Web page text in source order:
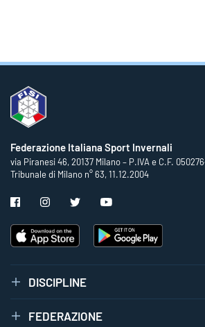
Federazione Italiana Sport Invernali
via Piranesi 46, 20137 Milano – P.IVA e C.F.
Tribunale di Milano n° 63, 11.12.2004
DISCIPLINE
FEDERAZIONE